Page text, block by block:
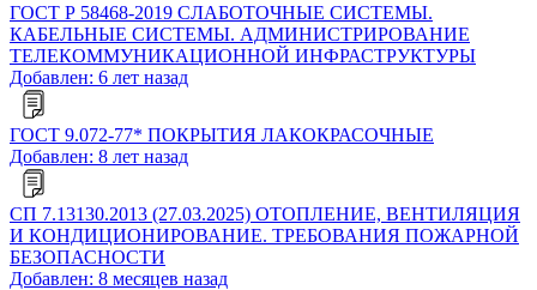
ГОСТ Р 58468-2019 СЛАБОТОЧНЫЕ СИСТЕМЫ.
КАБЕЛЬНЫЕ СИСТЕМЫ. АДМИНИСТРИРОВАНИЕ
ТЕЛЕКОММУНИКАЦИОННОЙ ИНФРАСТРУКТУРЫ
Добавлен: 6 лет назад
ГОСТ 9.072-77* ПОКРЫТИЯ ЛАКОКРАСОЧНЫЕ
Добавлен: 8 лет назад
СП 7.13130.2013 (27.03.2025) ОТОПЛЕНИЕ, ВЕНТИЛЯЦИЯ
И КОНДИЦИОНИРОВАНИЕ. ТРЕБОВАНИЯ ПОЖАРНОЙ
БЕЗОПАСНОСТИ
Добавлен: 8 месяцев назад